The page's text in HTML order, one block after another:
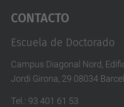
powered by
Contacto
Escuela de Doctorado
Campus Diagonal Nord,
Jordi Girona, 29 08034
Tel.: 93 401 61 53